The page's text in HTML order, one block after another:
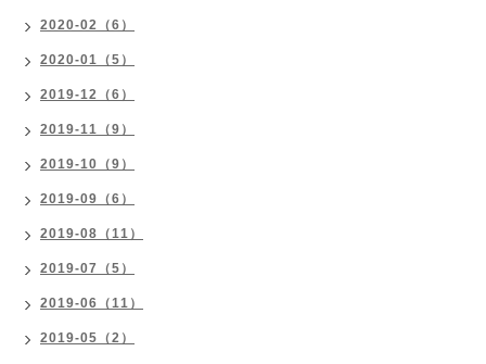
2020-02（6）
2020-01（5）
2019-12（6）
2019-11（9）
2019-10（9）
2019-09（6）
2019-08（11）
2019-07（5）
2019-06（11）
2019-05（2）